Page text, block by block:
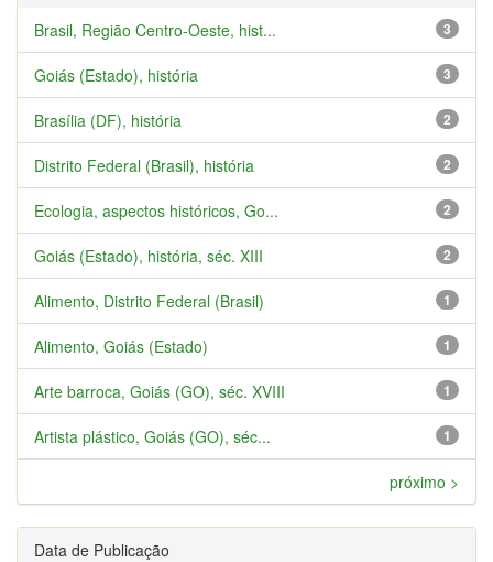
3
Brasil, Região Centro-Oeste, hist...
3
Goiás (Estado), história
2
Brasília (DF), história
2
Distrito Federal (Brasil), história
2
Ecologia, aspectos históricos, Go...
2
Goiás (Estado), história, séc. XIII
1
Alimento, Distrito Federal (Brasil)
1
Alimento, Goiás (Estado)
1
Arte barroca, Goiás (GO), séc. XVIII
1
Artista plástico, Goiás (GO), séc...
próximo >
Data de Publicação